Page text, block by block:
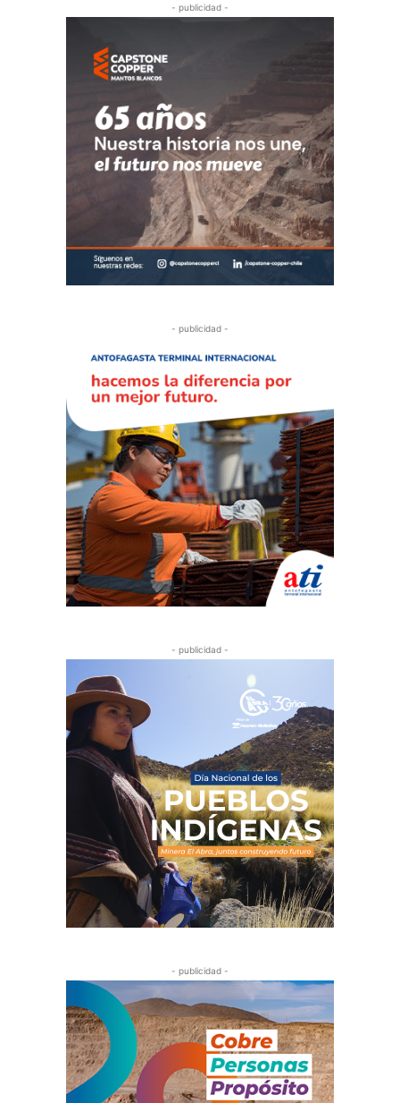
- publicidad -
- publicidad -
- publicidad -
- publicidad -